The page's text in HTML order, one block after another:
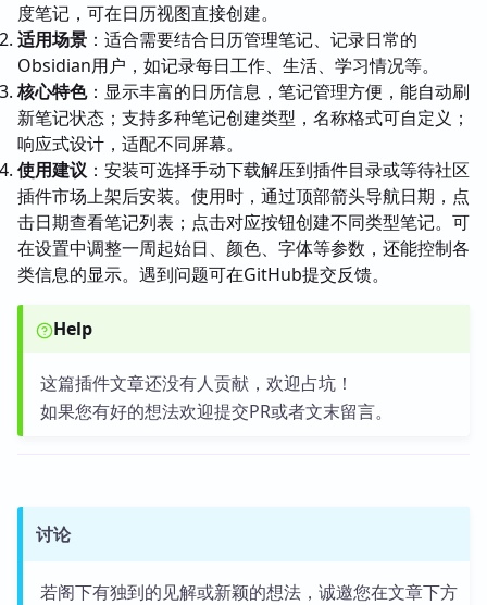
度笔记，可在日历视图直接创建。
适用场景 ：适合需要结合日历管理笔记、记录日常的
Obsidian用户，如记录每日工作、生活、学习情况等。
核心特色：显示丰富的日历信息，笔记管理方便，能自动刷
新笔记状态；支持多种笔记创建类型，名称格式可自定义；
响应式设计，适配不同屏幕。
使用建议 ：安装可选择手动下载解压到插件目录或等待社区
插件市场上架后安装。使用时，通过顶部箭头导航日期，点
击日期查看笔记列表；点击对应按钮创建不同类型笔记。可
在设置中调整一周起始日、颜色、字体等参数，还能控制各
类信息的显示。遇到问题可在GitHub提交反馈。
Help
这篇插件文章还没有人贡献，欢迎占坑！
如果您有好的想法欢迎提交PR或者文末留言。
讨论
若阁下有独到的见解或新颖的想法，诚邀您在文章下方